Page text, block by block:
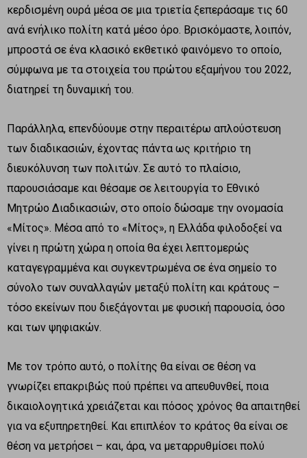
κερδισμένη ουρά μέσα σε μια τριετία ξεπεράσαμε τις 60
ανά ενήλικο πολίτη κατά μέσο όρο. Βρισκόμαστε, λοιπόν,
μπροστά σε ένα κλασικό εκθετικό φαινόμενο το οποίο,
σύμφωνα με τα στοιχεία του πρώτου εξαμήνου του 2022,
διατηρεί τη δυναμική του.
Παράλληλα, επενδύουμε στην περαιτέρω απλούστευση
των διαδικασιών, έχοντας πάντα ως κριτήριο τη
διευκόλυνση των πολιτών. Σε αυτό το πλαίσιο,
παρουσιάσαμε και θέσαμε σε λειτουργία το Εθνικό
Μητρώο Διαδικασιών, στο οποίο δώσαμε την ονομασία
«Μίτος». Μέσα από το «Μίτος», η Ελλάδα φιλοδοξεί να
γίνει η πρώτη χώρα η οποία θα έχει λεπτομερώς
καταγεγραμμένα και συγκεντρωμένα σε ένα σημείο το
σύνολο των συναλλαγών μεταξύ πολίτη και κράτους –
τόσο εκείνων που διεξάγονται με φυσική παρουσία, όσο
και των ψηφιακών.
Με τον τρόπο αυτό, ο πολίτης θα είναι σε θέση να
γνωρίζει επακριβώς πού πρέπει να απευθυνθεί, ποια
δικαιολογητικά χρειάζεται και πόσος χρόνος θα απαιτηθεί
για να εξυπηρετηθεί. Και επιπλέον το κράτος θα είναι σε
θέση να μετρήσει – και, άρα, να μεταρρυθμίσει πολύ